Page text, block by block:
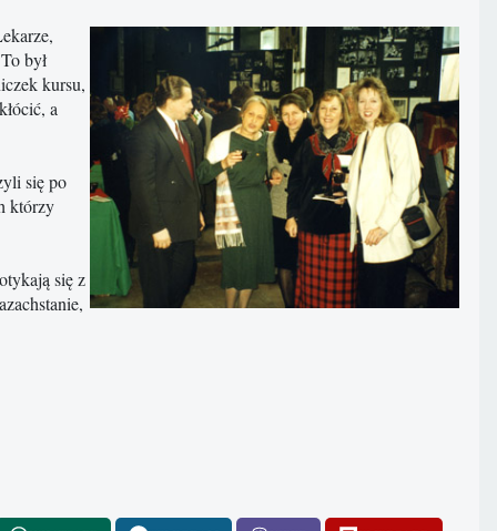
był
kursu,
a
się po
którzy
się z